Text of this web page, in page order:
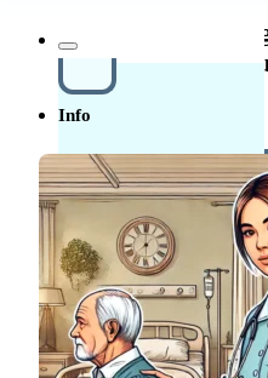
MAGAZIN
Info
Über unsIn der
Schweiz in der Pflege
arbeitenRatgeber
Krankenkasse Leitfaden
Start in der Schweiz
Anerkennung
Pflegefachperson
80% in